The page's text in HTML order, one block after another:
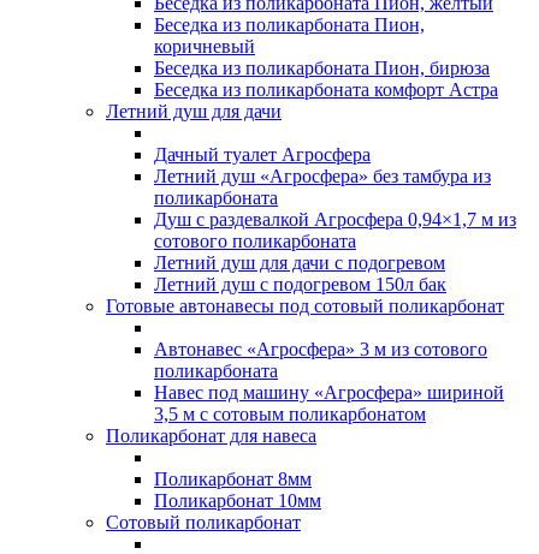
Беседка из поликарбоната Пион,
коричневый
Беседка из поликарбоната Пион, бирюза
Беседка из поликарбоната комфорт Астра
Летний душ для дачи
Дачный туалет Агросфера
Летний душ «Агросфера» без тамбура из
поликарбоната
Душ с раздевалкой Агросфера 0,94×1,7 м из
сотового поликарбоната
Летний душ для дачи с подогревом
Летний душ с подогревом 150л бак
Готовые автонавесы под сотовый поликарбонат
Автонавес «Агросфера» 3 м из сотового
поликарбоната
Навес под машину «Агросфера» шириной
3,5 м с сотовым поликарбонатом
Поликарбонат для навеса
Поликарбонат 8мм
Поликарбонат 10мм
Сотовый поликарбонат